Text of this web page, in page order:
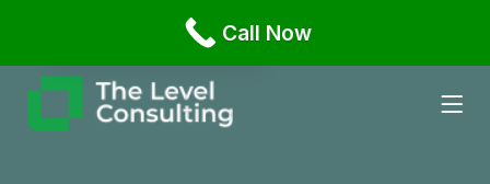
Офис 1108, Бизнес Бэй, Damac XL Tower,
Call Now
Russian